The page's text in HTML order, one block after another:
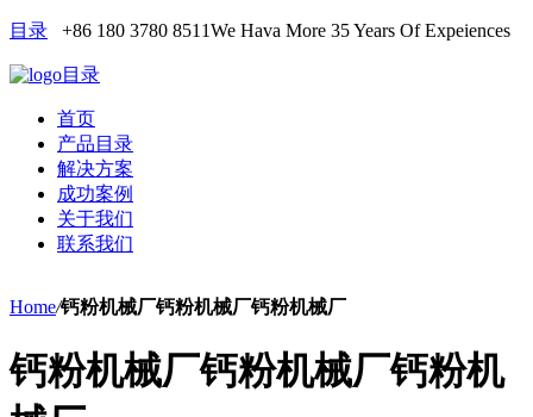
目录 +86 180 3780 8511We Hava More 35 Years Of Expeiences
目录
首页
产品目录
解决方案
成功案例
关于我们
联系我们
Home/钙粉机械厂钙粉机械厂钙粉机械厂
钙粉机械厂钙粉机械厂钙粉机